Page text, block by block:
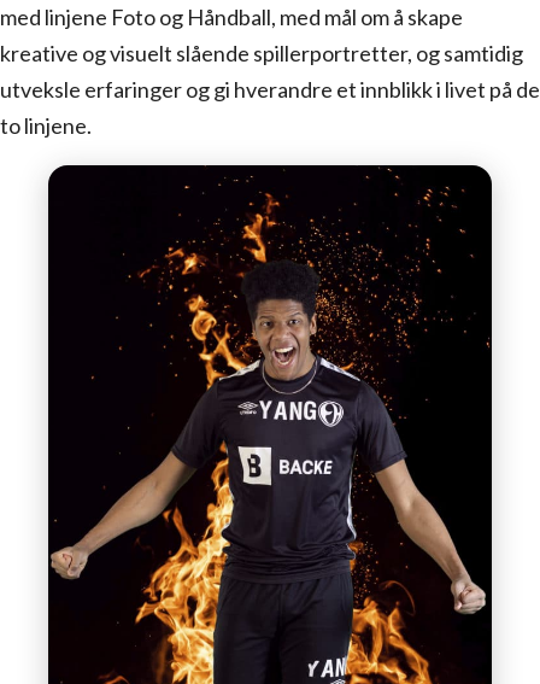
med linjene Foto og Håndball, med mål om å skape
kreative og visuelt slående spillerportretter, og samtidig
utveksle erfaringer og gi hverandre et innblikk i livet på de
to linjene.